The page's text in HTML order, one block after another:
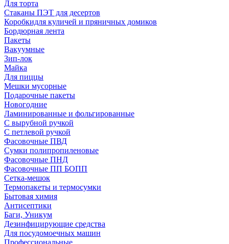
Для торта
Стаканы ПЭТ для десертов
Коробкидля куличей и пряничных домиков
Бордюрная лента
Пакеты
Вакуумные
Зип-лок
Майка
Для пиццы
Мешки мусорные
Подарочные пакеты
Новогодние
Ламинированные и фольгированные
С вырубной ручкой
С петлевой ручкой
Фасовочные ПВД
Сумки полипропиленовые
Фасовочные ПНД
Фасовочные ПП БОПП
Сетка-мешок
Термопакеты и термосумки
Бытовая химия
Антисептики
Баги, Уникум
Дезинфицирующие средства
Для посудомоечных машин
Профессиональные